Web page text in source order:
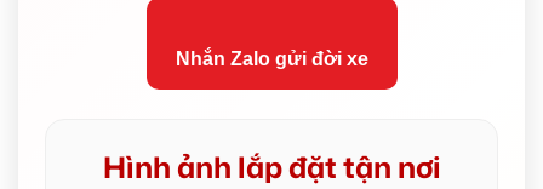
Nhắn Zalo gửi đời xe
Hình ảnh lắp đặt tận nơi